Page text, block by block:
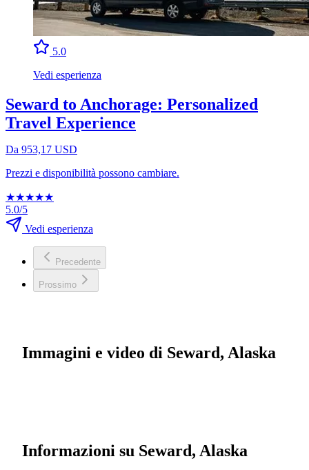
5.0
Vedi esperienza
Seward to Anchorage: Personalized
Travel Experience
Da 953,17 USD
Prezzi e disponibilità possono cambiare.
★★★★★
5.0/5
Vedi esperienza
Precedente
Prossimo
Immagini e video di Seward, Alaska
Informazioni su Seward, Alaska